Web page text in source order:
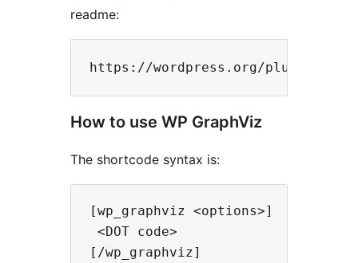
readme:
How to use WP GraphViz
The shortcode syntax is:
[wp_graphviz <options>]
<DOT code>